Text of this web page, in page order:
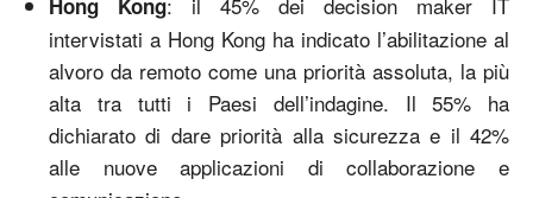
intervistati a Hong Kong ha indicato l’abilitazione al
alvoro da remoto come una priorità assoluta, la più
alta tra tutti i Paesi dell’indagine. Il 55% ha
dichiarato di dare priorità alla sicurezza e il 42%
alle nuove applicazioni di collaborazione e